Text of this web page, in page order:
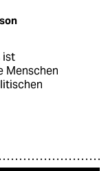
ist
Menschen